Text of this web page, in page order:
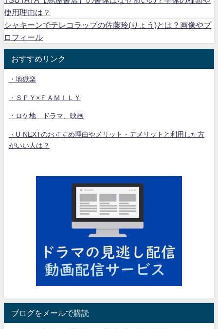
使用理由は？
シャキーンでテレコラップの佐藤玲(りょう)とは？画像やプ
ロフィール
おすすめリンク
・地獄楽
・ＳＰＹ×ＦＡＭＩＬＹ
・ロケ地 ドラマ、映画
・U-NEXTのおすすめ理由やメリット・デメリットと利用した方
がいい人は？
ブログをメールで購読